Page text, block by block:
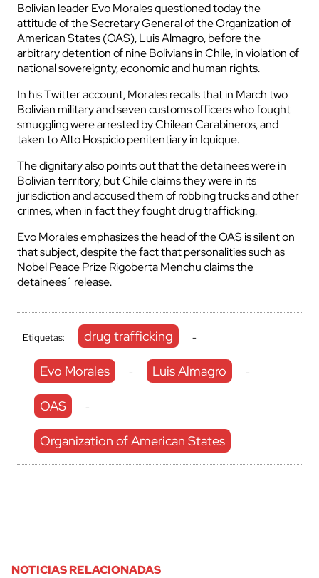
Bolivian leader Evo Morales questioned today the
attitude of the Secretary General of the Organization of
American States (OAS), Luis Almagro, before the
arbitrary detention of nine Bolivians in Chile, in violation of
national sovereignty, economic and human rights.
In his Twitter account, Morales recalls that in March two
Bolivian military and seven customs officers who fought
smuggling were arrested by Chilean Carabineros, and
taken to Alto Hospicio penitentiary in Iquique.
The dignitary also points out that the detainees were in
Bolivian territory, but Chile claims they were in its
jurisdiction and accused them of robbing trucks and other
crimes, when in fact they fought drug trafficking.
Evo Morales emphasizes the head of the OAS is silent on
that subject, despite the fact that personalities such as
Nobel Peace Prize Rigoberta Menchu claims the
detainees´ release.
Etiquetas: drug trafficking -
Evo Morales - Luis Almagro -
OAS -
Organization of American States
NOTICIAS RELACIONADAS